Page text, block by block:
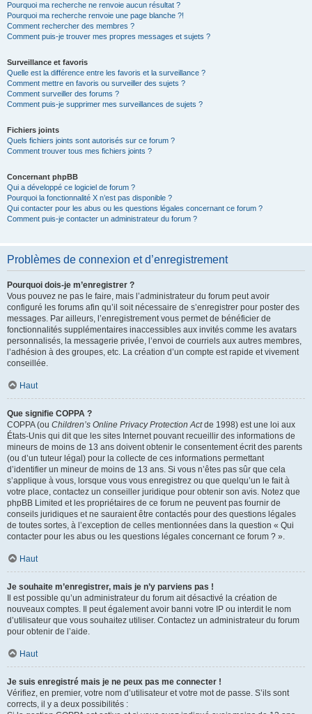
Pourquoi ma recherche ne renvoie aucun résultat ?
Pourquoi ma recherche renvoie une page blanche ?!
Comment rechercher des membres ?
Comment puis-je trouver mes propres messages et sujets ?
Surveillance et favoris
Quelle est la différence entre les favoris et la surveillance ?
Comment mettre en favoris ou surveiller des sujets ?
Comment surveiller des forums ?
Comment puis-je supprimer mes surveillances de sujets ?
Fichiers joints
Quels fichiers joints sont autorisés sur ce forum ?
Comment trouver tous mes fichiers joints ?
Concernant phpBB
Qui a développé ce logiciel de forum ?
Pourquoi la fonctionnalité X n’est pas disponible ?
Qui contacter pour les abus ou les questions légales concernant ce forum ?
Comment puis-je contacter un administrateur du forum ?
Problèmes de connexion et d’enregistrement
Pourquoi dois-je m’enregistrer ?
Vous pouvez ne pas le faire, mais l’administrateur du forum peut avoir
configuré les forums afin qu’il soit nécessaire de s’enregistrer pour poster des
messages. Par ailleurs, l’enregistrement vous permet de bénéficier de
fonctionnalités supplémentaires inaccessibles aux invités comme les avatars
personnalisés, la messagerie privée, l’envoi de courriels aux autres membres,
l’adhésion à des groupes, etc. La création d’un compte est rapide et vivement
conseillée.
Haut
Que signifie COPPA ?
COPPA (ou Children’s Online Privacy Protection Actde 1998) est une loi aux
États-Unis qui dit que les sites Internet pouvant recueillir des informations de
mineurs de moins de 13 ans doivent obtenir le consentement écrit des parents
(ou d’un tuteur légal) pour la collecte de ces informations permettant
d’identifier un mineur de moins de 13 ans. Si vous n’êtes pas sûr que cela
s’applique à vous, lorsque vous vous enregistrez ou que quelqu’un le fait à
votre place, contactez un conseiller juridique pour obtenir son avis. Notez que
phpBB Limited et les propriétaires de ce forum ne peuvent pas fournir de
conseils juridiques et ne sauraient être contactés pour des questions légales
de toutes sortes, à l’exception de celles mentionnées dans la question « Qui
contacter pour les abus ou les questions légales concernant ce forum ? ».
Haut
Je souhaite m’enregistrer, mais je n’y parviens pas !
Il est possible qu’un administrateur du forum ait désactivé la création de
nouveaux comptes. Il peut également avoir banni votre IP ou interdit le nom
d’utilisateur que vous souhaitez utiliser. Contactez un administrateur du forum
pour obtenir de l’aide.
Haut
Je suis enregistré mais je ne peux pas me connecter !
Vérifiez, en premier, votre nom d’utilisateur et votre mot de passe. S’ils sont
corrects, il y a deux possibilités :